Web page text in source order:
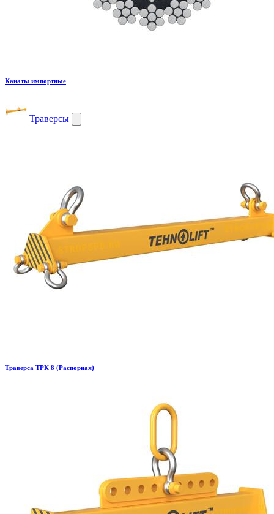
Канаты импортные
Траверсы
Траверса ТРК 8 (Распорная)